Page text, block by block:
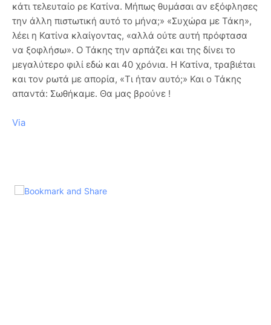
κάτι τελευταίο ρε Κατίνα. Μήπως θυμάσαι αν εξόφλησες
την άλλη πιστωτική αυτό το μήνα;» «Συχώρα με Τάκη»,
λέει η Κατίνα κλαίγοντας, «αλλά ούτε αυτή πρόφτασα
να ξοφλήσω». Ο Τάκης την αρπάζει και της δίνει το
μεγαλύτερο φιλί εδώ και 40 χρόνια. Η Κατίνα, τραβιέται
και τον ρωτά με απορία, «Τι ήταν αυτό;» Και ο Τάκης
απαντά: Σωθήκαμε. Θα μας βρούνε !
Via